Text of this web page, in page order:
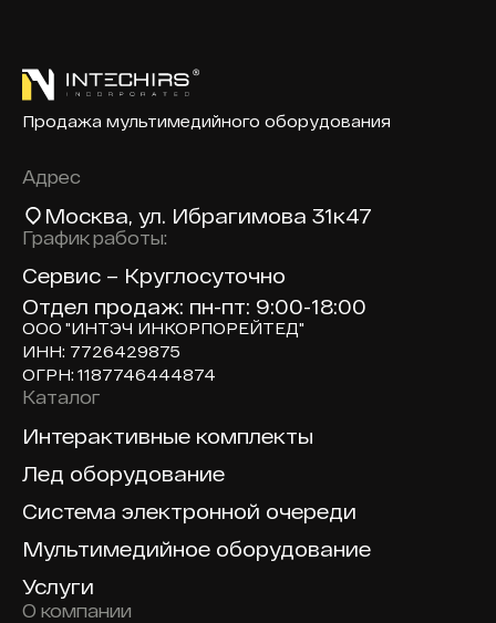
Продажа мультимедийного оборудования
Адрес
Москва, ул. Ибрагимова 31к47
График работы:
Сервис – Круглосуточно
Отдел продаж: пн-пт: 9:00-18:00
ООО "ИНТЭЧ ИНКОРПОРЕЙТЕД"
ИНН: 7726429875
ОГРН: 1187746444874
Доп навигация по сайту
Каталог
Интерактивные комплекты
Лед оборудование
Система электронной очереди
Мультимедийное оборудование
Услуги
О компании